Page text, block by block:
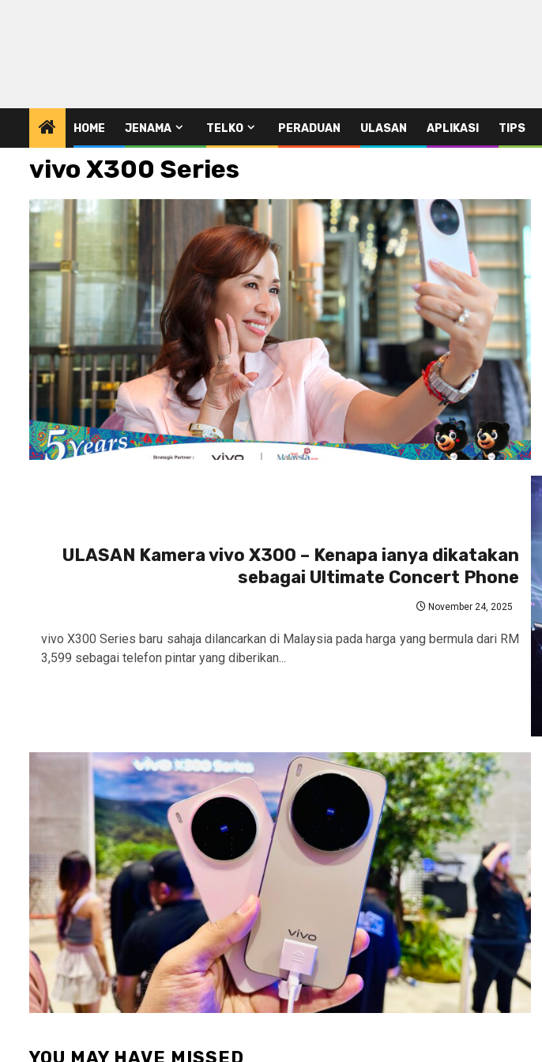
HOME JENAMA TELKO PERADUAN ULASAN APLIKASI TIPS
vivo X300 Series
ULASAN Kamera vivo X300 – Kenapa ianya dikatakan
sebagai Ultimate Concert Phone
November 24, 2025
vivo X300 Series baru sahaja dilancarkan di Malaysia pada harga yang bermula dari RM
3,599 sebagai telefon pintar yang diberikan...
YOU MAY HAVE MISSED